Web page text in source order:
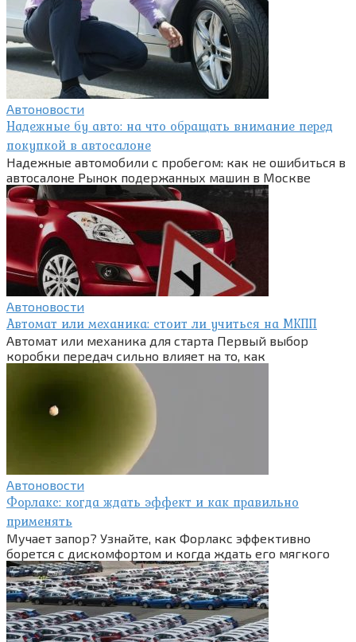
Автоновости
Надежные бу авто: на что обращать внимание перед
покупкой в автосалоне
Надежные автомобили с пробегом: как не ошибиться в
автосалоне Рынок подержанных машин в Москве
Автоновости
Автомат или механика: стоит ли учиться на МКПП
Автомат или механика для старта Первый выбор
коробки передач сильно влияет на то, как
Автоновости
Форлакс: когда ждать эффект и как правильно
применять
Мучает запор? Узнайте, как Форлакс эффективно
борется с дискомфортом и когда ждать его мягкого